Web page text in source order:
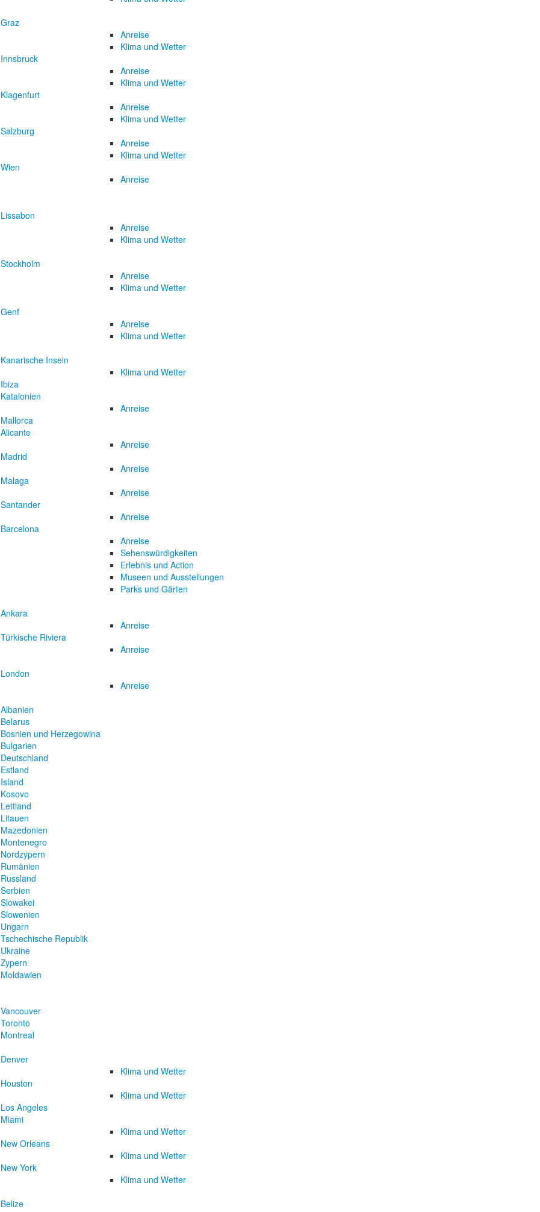
Graz
Anreise
Klima und Wetter
Innsbruck
Anreise
Klima und Wetter
Klagenfurt
Anreise
Klima und Wetter
Salzburg
Anreise
Klima und Wetter
Wien
Anreise
Lissabon
Anreise
Klima und Wetter
Stockholm
Anreise
Klima und Wetter
Genf
Anreise
Klima und Wetter
Kanarische Inseln
Klima und Wetter
Ibiza
Katalonien
Anreise
Mallorca
Alicante
Anreise
Madrid
Anreise
Malaga
Anreise
Santander
Anreise
Barcelona
Anreise
Sehenswürdigkeiten
Erlebnis und Action
Museen und Ausstellungen
Parks und Gärten
Ankara
Anreise
Türkische Riviera
Anreise
London
Anreise
Albanien
Belarus
Bosnien und Herzegowina
Bulgarien
Deutschland
Estland
Island
Kosovo
Lettland
Litauen
Mazedonien
Montenegro
Nordzypern
Rumänien
Russland
Serbien
Slowakei
Slowenien
Ungarn
Tschechische Republik
Ukraine
Zypern
Moldawien
Vancouver
Toronto
Montreal
Denver
Klima und Wetter
Houston
Klima und Wetter
Los Angeles
Miami
Klima und Wetter
New Orleans
Klima und Wetter
New York
Klima und Wetter
Belize